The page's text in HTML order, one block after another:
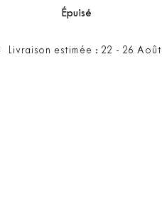
Épuisé
Livraison estimée : 22 - 26 Août